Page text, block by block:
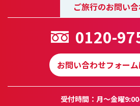
ご旅行のお問い
0120-
お問い合わせフォー
受付時間：月～金曜